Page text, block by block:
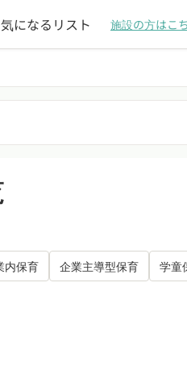
気になるリスト 施設の方はこ
内保育 企業主導型保育 学童